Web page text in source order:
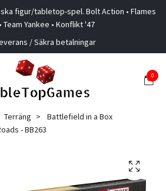
figur/tabletop-spel. Bolt Action • Flames
Team Yankee • Konflikt '47
/ Säkra betalningar
0
Terräng
Battlefield in a Box
- BB263